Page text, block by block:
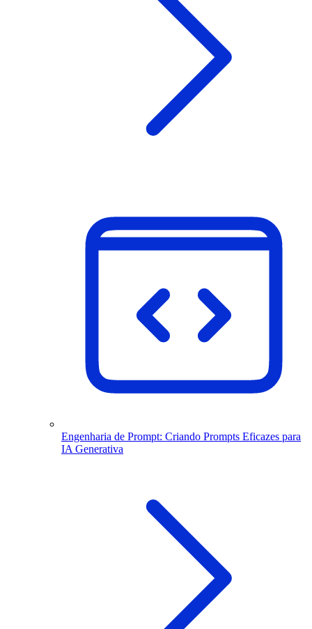
Engenharia de Prompt: Criando Prompts Eficazes para
IA Generativa